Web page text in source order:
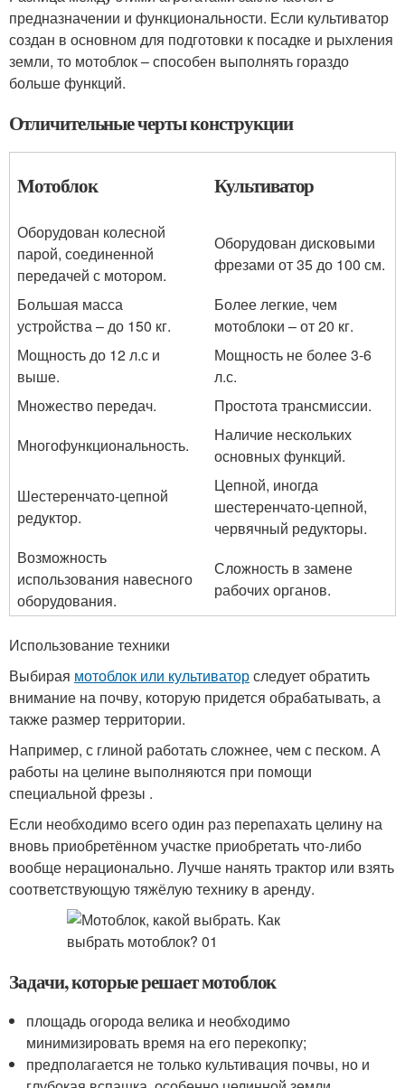
предназначении и функциональности. Если культиватор
создан в основном для подготовки к посадке и рыхления
земли, то мотоблок – способен выполнять гораздо
больше функций.
Отличительные черты конструкции
Мотоблок Культиватор
Оборудован колесной
парой, соединенной
передачей с мотором.
Оборудован дисковыми
фрезами от 35 до 100 см.
Большая масса
устройства – до 150 кг.
Более легкие, чем
мотоблоки – от 20 кг.
Мощность до 12 л.с и
выше.
Мощность не более 3-6
л.с.
Множество передач.
Простота трансмиссии.
Многофункциональность.
Наличие нескольких
основных функций.
Шестеренчато-цепной
редуктор.
Цепной, иногда
шестеренчато-цепной,
червячный редукторы.
Возможность
использования навесного
оборудования.
Сложность в замене
рабочих органов.
Использование техники
Выбирая мотоблок или культиваторследует обратить
внимание на почву, которую придется обрабатывать, а
также размер территории.
Например, с глиной работать сложнее, чем с песком. А
работы на целине выполняются при помощи
специальной фрезы .
Если необходимо всего один раз перепахать целину на
вновь приобретённом участке приобретать что-либо
вообще нерационально. Лучше нанять трактор или взять
соответствующую тяжёлую технику в аренду.
Задачи, которые решает мотоблок
площадь огорода велика и необходимо
минимизировать время на его перекопку;
предполагается не только культивация почвы, но и